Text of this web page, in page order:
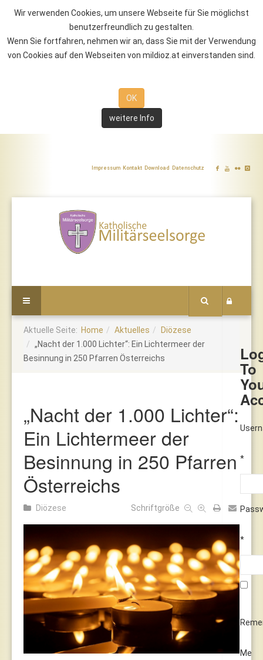
Wir verwenden Cookies, um unsere Webseite für Sie möglichst
benutzerfreundlich zu gestalten.
Wenn Sie fortfahren, nehmen wir an, dass Sie mit der Verwendung
von Cookies auf den Webseiten von mildioz.at einverstanden sind.
OK
weitere Info
Impressum Kontakt Download Datenschutz
To
*
*
Me
Aktuelle Seite: Home Aktuelles
Diözese
„Nacht der 1.000 Lichter“: Ein Lichtermeer der
Besinnung in 250 Pfarren Österreichs
„Nacht der 1.000 Lichter“:
Ein Lichtermeer der
Besinnung in 250 Pfarren
Österreichs
Diözese Schriftgröße